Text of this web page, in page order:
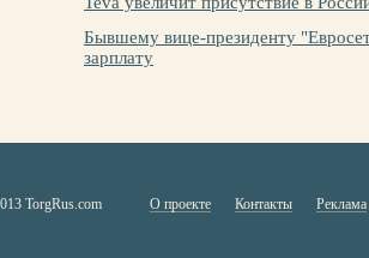
Бывшему вице-президенту
зарплату
TorgRus.com О проекте Контакты Реклама